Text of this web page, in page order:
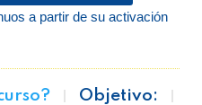
a partir de su activación
Objetivo: